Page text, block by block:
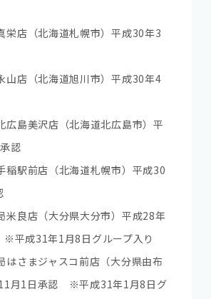
栄店（北海道札幌市）平成30年3
山店（北海道旭川市）平成30年4
広島美沢店（北海道北広島市）平
認
稲駅前店（北海道札幌市）平成30
米良店（大分県大分市）平成28年
平成31年1月8日グループ入り
はさまジャスコ前店（大分県由布
月1日承認 ※平成31年1月8日グ